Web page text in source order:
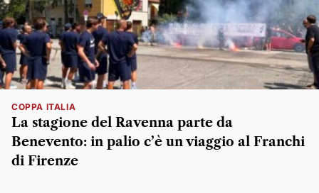
COPPA ITALIA
La stagione del Ravenna parte da
Benevento: in palio c’è un viaggio al Franchi
di Firenze